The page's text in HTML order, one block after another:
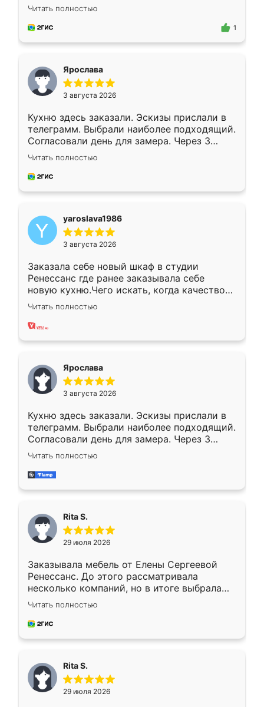
короткие сроки изготовления. Приехавший
для замера сотрудник Владислав
предложил по моему эскизу самый
Читать полностью
1
Ярослава
3 августа 2026
Кухню здесь заказали. Эскизы прислали в
телеграмм. Выбрали наиболее подходящий.
Согласовали день для замера. Через 3
недели кухня была уже готова. Остались
довольны работой. Спасибо Ренессанс
мебель за качественную работу!
Читать полностью
yaroslava1986
3 августа 2026
Заказала себе новый шкаф в студии
Ренессанс где ранее заказывала себе
новую кухню.Чего искать, когда качеством
вполне довольна. Служит кухня уже почти
два года, нареканий нет.
Читать полностью
Ярослава
3 августа 2026
Кухню здесь заказали. Эскизы прислали в
телеграмм. Выбрали наиболее подходящий.
Согласовали день для замера. Через 3
недели кухня была уже готова. Остались
довольны работой. Спасибо Ренессанс
мебель за качественную работу!
Читать полностью
Rita S.
29 июля 2026
Заказывала мебель от Елены Сергеевой
Ренессанс. До этого рассматривала
несколько компаний, но в итоге выбрала
эту. Сначала обговорили условия, потом
приехал замерщик, всё спокойно объяснил
и снял размеры. Изготовили в срок, с
каких-либо доработок. Качеством осталась
довольна, все выглядит так, как и ожидала.
Читать полностью
Rita S.
29 июля 2026